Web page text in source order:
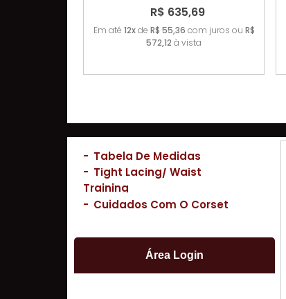
R$ 635,69
Em até 12xde R$ 55,36 com juros ou R$
572,12 à vista
- Tabela De Medidas
- Tight Lacing/ Waist
Training
- Cuidados Com O Corset
Área Login